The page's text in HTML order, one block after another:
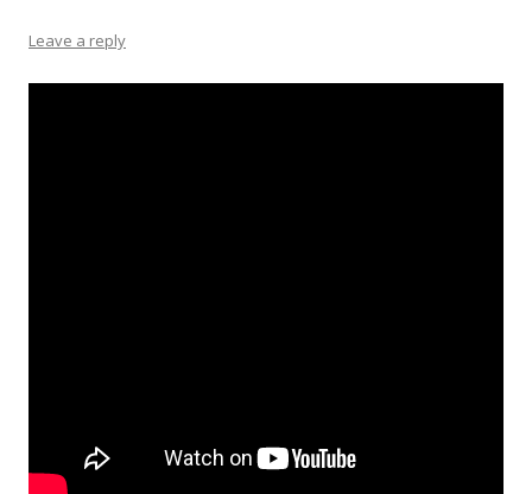
Leave a reply